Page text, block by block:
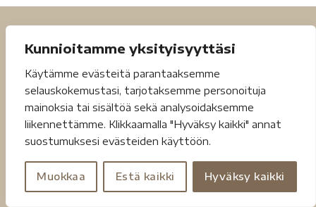
Kunnioitamme yksityisyyttäsi
Käytämme evästeitä parantaaksemme
selauskokemustasi, tarjotaksemme personoituja
mainoksia tai sisältöä sekä analysoidaksemme
liikennettämme. Klikkaamalla "Hyväksy kaikki" annat
suostumuksesi evästeiden käyttöön.
Muokkaa Estä kaikki Hyväksy kaikki
Tietosuojaseloste Toimitusehdot
Copyright 2026 ©Jouheva.net